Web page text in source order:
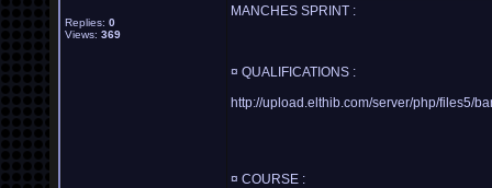
Replies: 0
Views: 369
MANCHES SPRINT :
¤ QUALIFICATIONS :
http://upload.elthib.com/server/php/files5/
¤ COURSE :